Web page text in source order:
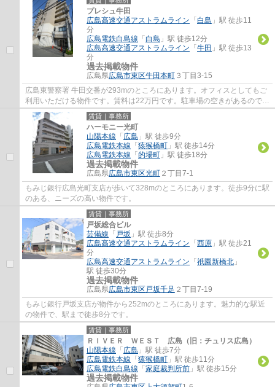
プレシュ牛田
広島高速交通アストラムライン 「 白島 」駅 徒歩11
分
広島電鉄白島線 「 白島 」駅 徒歩12分
広島高速交通アストラムライン 「 牛田 」駅 徒歩13
分
過去掲載物件
広島県広島市東区牛田本町 ３丁目3-15
広島東警察署 牛田交番が293mのところにあります。オフィスとしてもご
利用いただける物件です。賃料は22万円です。駐車場の空きがあるので、
他で駐車場を契約する必要がありません。徒...
賃貸｜事務所
ハーモニー光町
山陽本線 「 広島 」駅 徒歩9分
広島電鉄本線 「 猿猴橋町 」駅 徒歩14分
広島電鉄本線 「 的場町 」駅 徒歩18分
過去掲載物件
広島県広島市東区光町 ２丁目7-1
もみじ銀行広島光町支店が歩いて328mのところにあります。徒歩9分に駅
のある、ニーズの高い物件です。
賃貸｜事務所
戸坂総合ビル
芸備線 「 戸坂 」駅 徒歩8分
広島高速交通アストラムライン 「 西原 」駅 徒歩21
分
広島高速交通アストラムライン 「 祇園新橋北 」
駅 徒歩30分
過去掲載物件
広島県広島市東区 戸坂千足 ２丁目7-19
もみじ銀行戸坂支店が物件から252mのところにあります。魅力的な駅近
の物件で、駅まで徒歩8分です。
賃貸｜事務所
ＲＩＶＥＲ ＷＥＳＴ 広島（旧：チュリス広島）
山陽本線 「 広島 」駅 徒歩7分
広島電鉄本線 「 猿猴橋町 」駅 徒歩11分
広島電鉄白島線 「 家庭裁判所前 」駅 徒歩15分
過去掲載物件